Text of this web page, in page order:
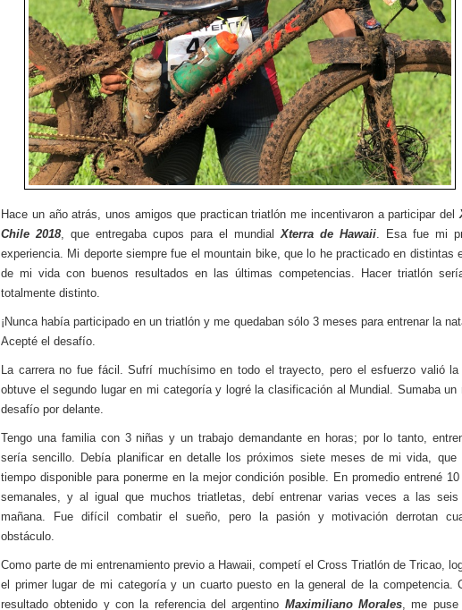
Hace un año atrás, unos amigos que practican triatlón me incentivaron a participar del
Chile 2018, que entregaba cupos para el mundial Xterra de Hawaii. Esa fue mi
experiencia. Mi deporte siempre fue el mountain bike, que lo he practicado en distintas
de mi vida con buenos resultados en las últimas competencias. Hacer triatlón
totalmente distinto.
¡Nunca había participado en un triatlón y me quedaban sólo 3 meses para entrenar la
Acepté el desafío.
La carrera no fue fácil. Sufrí muchísimo en todo el trayecto, pero el esfuerzo valió la
obtuve el segundo lugar en mi categoría y logré la clasificación al Mundial. Sumaba un
desafío por delante.
Tengo una familia con 3 niñas y un trabajo demandante en horas; por lo tanto,
sería sencillo. Debía planificar en detalle los próximos siete meses de mi vida, que
tiempo disponible para ponerme en la mejor condición posible. En promedio entrené 10
semanales, y al igual que muchos triatletas, debí entrenar varias veces a las
mañana. Fue difícil combatir el sueño, pero la pasión y motivación derrotan
obstáculo.
Como parte de mi entrenamiento previo a Hawaii, competí el Cross Triatlón de Tricao,
el primer lugar de mi categoría y un cuarto puesto en la general de la competencia.
resultado obtenido y con la referencia del argentino Maximiliano Morales, me puse